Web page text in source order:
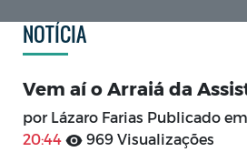
NOTÍCIA
Vem aí o Arraiá da
por Lázaro Farias Publicado em
20:44
969 Visualizações